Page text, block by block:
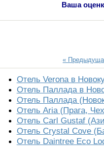
Ваша
«
Отель Verona в
Отель Паллада в
Отель Паллада
Отель Aria (Прага,
Отель Carl Gustaf
Отель Crystal Cove
Отель Daintree Eco